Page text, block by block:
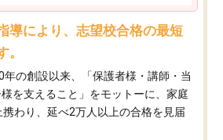
導により、志望校合格の最短
の創設以来、「保護者様・講師・当
を支えること」をモットーに、家庭
わり、延べ2万人以上の合格を見届